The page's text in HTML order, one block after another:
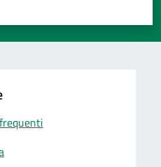
su 5
5